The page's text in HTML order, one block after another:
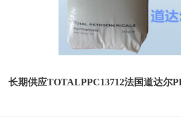
长期供应TOTALPPC13712法国道达尔